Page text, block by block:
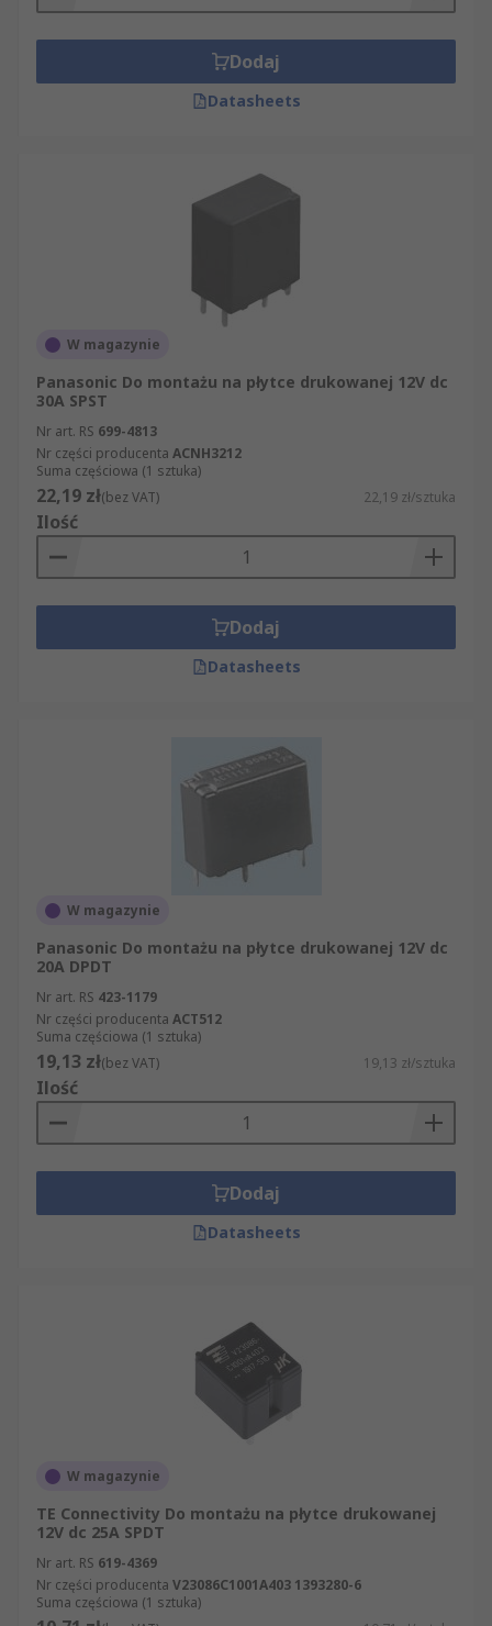
Dodaj
Datasheets
W magazynie
Panasonic Do montażu na płytce drukowanej 12V dc
30A SPST
Nr art. RS 699-4813
Nr części producenta ACNH3212
Suma częściowa (1 sztuka)
22,19 zł(bez VAT) 22,19 zł/sztuka
Ilość
Dodaj
Datasheets
W magazynie
Panasonic Do montażu na płytce drukowanej 12V dc
20A DPDT
Nr art. RS 423-1179
Nr części producenta ACT512
Suma częściowa (1 sztuka)
19,13 zł(bez VAT) 19,13 zł/sztuka
Ilość
Dodaj
Datasheets
W magazynie
TE Connectivity Do montażu na płytce drukowanej
12V dc 25A SPDT
Nr art. RS 619-4369
Nr części producenta V23086C1001A403 1393280-6
Suma częściowa (1 sztuka)